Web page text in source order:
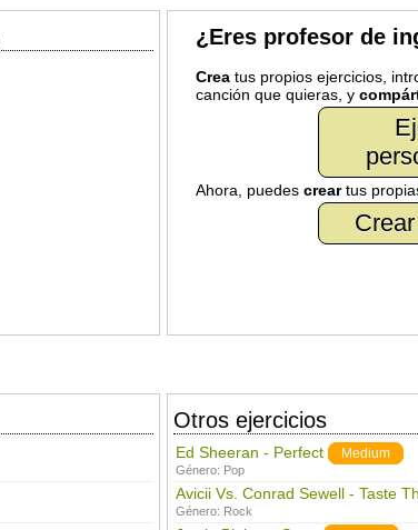
¿Eres profesor de
Creatus propios ejercicios,
canción que quieras, y
Ahora, puedes creartus
Otros ejercicios
Ed Sheeran - Perfect Medium
Género: Pop
Avicii Vs. Conrad Sewell - Taste
Género: Rock